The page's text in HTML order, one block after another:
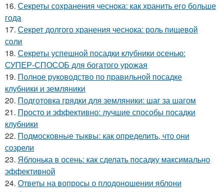
16. Секреты сохранения чеснока: как хранить его больше
года
17. Секрет долгого хранения чеснока: роль пищевой
соли
18. Секреты успешной посадки клубники осенью:
СУПЕР-СПОСОБ для богатого урожая
19. Полное руководство по правильной посадке
клубники и земляники
20. Подготовка грядки для земляники: шаг за шагом
21. Просто и эффективно: лучшие способы посадки
клубники
22. Подмосковные тыквы: как определить, что они
созрели
23. Яблонька в осень: как сделать посадку максимально
эффективной
24. Ответы на вопросы о плодоношении яблони